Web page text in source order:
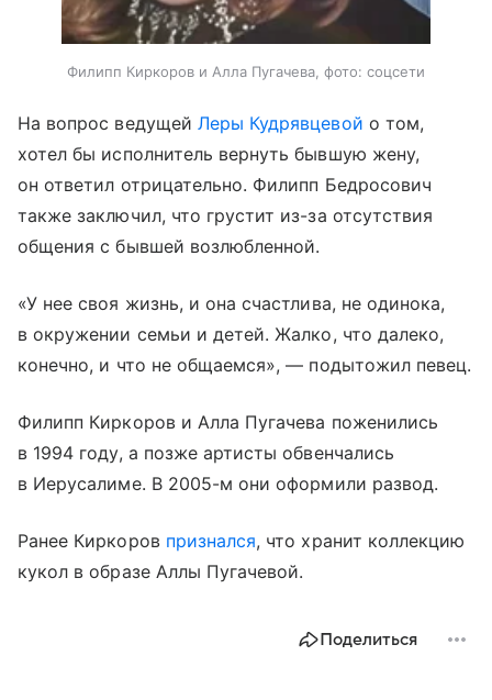
Филипп Киркоров и Алла Пугачева, фото: соцсети
На вопрос ведущей Леры Кудрявцевой о том,
хотел бы исполнитель вернуть бывшую жену,
он ответил отрицательно. Филипп Бедросович
также заключил, что грустит из-за отсутствия
общения с бывшей возлюбленной.
«У нее своя жизнь, и она счастлива, не одинока,
в окружении семьи и детей. Жалко, что далеко,
конечно, и что не общаемся», — подытожил певец.
Филипп Киркоров и Алла Пугачева поженились
в 1994 году, а позже артисты обвенчались
в Иерусалиме. В 2005-м они оформили развод.
Ранее Киркоров признался, что хранит коллекцию
кукол в образе Аллы Пугачевой.
Поделиться